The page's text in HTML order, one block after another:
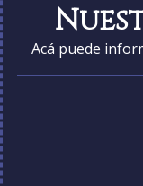
Acá puede